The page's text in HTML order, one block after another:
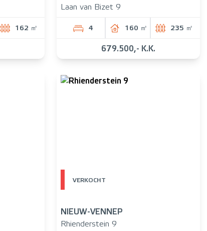
162 ㎡
Laan van Bizet 9
4 160 ㎡ 235 ㎡
679.500,- K.K.
VERKOCHT
NIEUW-VENNEP
Rhienderstein 9